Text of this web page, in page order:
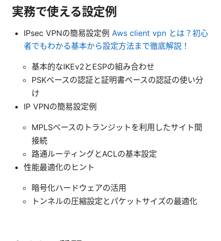
実務で使える設定例
IPsec VPNの簡易設定例 Aws client vpn とは？初心
者でもわかる基本から設定方法まで徹底解説！
基本的なIKEv2とESPの組み合わせ
PSKベースの認証と証明書ベースの認証の使い分
け
IP VPNの簡易設定例
MPLSベースのトランジットを利用したサイト間
接続
路通ルーティングとACLの基本設定
性能最適化のヒント
暗号化ハードウェアの活用
トンネルの圧縮設定とパケットサイズの最適化